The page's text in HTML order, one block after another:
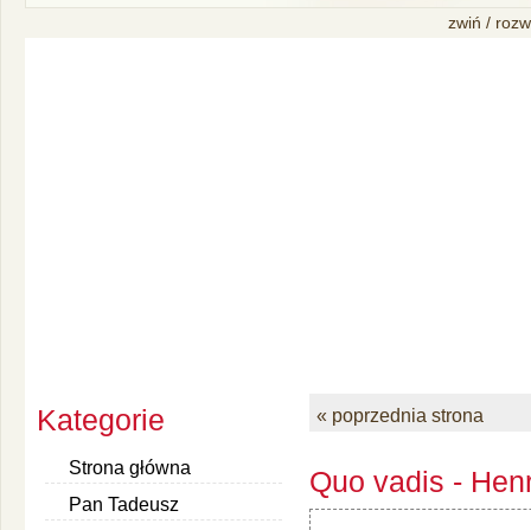
zwiń /
Kategorie
Strona główna
Pan Tadeusz
« poprzednia strona
Quo vadis -